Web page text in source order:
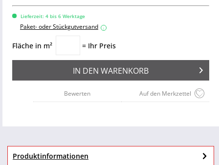
Lieferzeit: 4 bis 6 Werktage
Paket- oder Stückgutversand i
Fläche in m² = Ihr Preis
IN DEN WARENKORB
Auf den Merkzettel
Bewerten
Produktinformationen